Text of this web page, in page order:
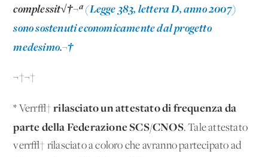
complessit√†¬ª(Legge 383, lettera D, anno 2007)
sono sostenuti economicamente dal progetto
medesimo.¬†
¬†¬†
* Verr√† rilasciato un attestato di frequenza da
parte della Federazione SCS/CNOS. Tale attestato
verr√† rilasciato a coloro che avranno partecipato ad